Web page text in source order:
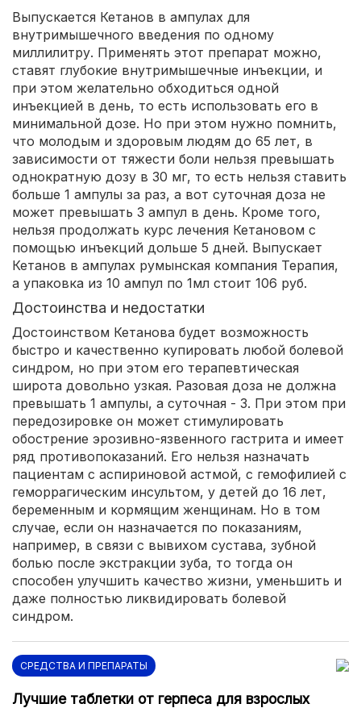
Выпускается Кетанов в ампулах для
внутримышечного введения по одному
миллилитру. Применять этот препарат можно,
ставят глубокие внутримышечные инъекции, и
при этом желательно обходиться одной
инъекцией в день, то есть использовать его в
минимальной дозе. Но при этом нужно помнить,
что молодым и здоровым людям до 65 лет, в
зависимости от тяжести боли нельзя превышать
однократную дозу в 30 мг, то есть нельзя ставить
больше 1 ампулы за раз, а вот суточная доза не
может превышать 3 ампул в день. Кроме того,
нельзя продолжать курс лечения Кетановом с
помощью инъекций дольше 5 дней. Выпускает
Кетанов в ампулах румынская компания Терапия,
а упаковка из 10 ампул по 1мл стоит 106 руб.
Достоинства и недостатки
Достоинством Кетанова будет возможность
быстро и качественно купировать любой болевой
синдром, но при этом его терапевтическая
широта довольно узкая. Разовая доза не должна
превышать 1 ампулы, а суточная - 3. При этом при
передозировке он может стимулировать
обострение эрозивно-язвенного гастрита и имеет
ряд противопоказаний. Его нельзя назначать
пациентам с аспириновой астмой, с гемофилией с
геморрагическим инсультом, у детей до 16 лет,
беременным и кормящим женщинам. Но в том
случае, если он назначается по показаниям,
например, в связи с вывихом сустава, зубной
болью после экстракции зуба, то тогда он
способен улучшить качество жизни, уменьшить и
даже полностью ликвидировать болевой
синдром.
СРЕДСТВА И ПРЕПАРАТЫ
Лучшие таблетки от герпеса для взрослых